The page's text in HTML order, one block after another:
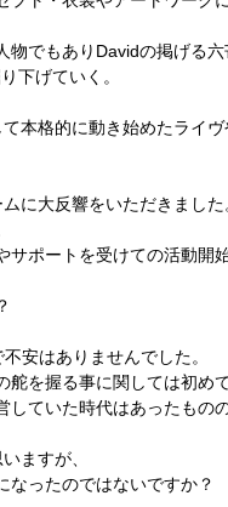
でもありDavidの掲げる
下げていく。
本格的に動き始めたライヴ
に大反響をいただきました
ポートを受けての活動開
安はありませんでした。
を握る事に関しては初め
ていた時代はあったもの
ますが、
なったのではないですか？